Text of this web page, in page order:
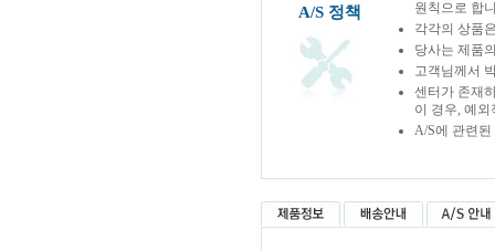
A/S 정책
원칙으로 합
각각의 상품
당사는 제품
고객님께서
센터가 존재
이 경우, 예
A/S에 관련